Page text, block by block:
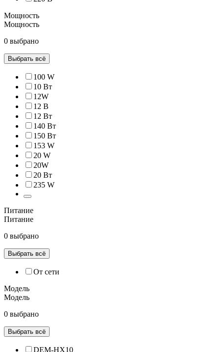
Мощность
Мощность
0 выбрано
Выбрать всё
100 W
10 Вт
12W
12 В
12 Вт
140 Вт
150 Вт
153 W
20 W
20W
20 Вт
235 W
Питание
Питание
0 выбрано
Выбрать всё
От сети
Модель
Модель
0 выбрано
Выбрать всё
DEM-HX10